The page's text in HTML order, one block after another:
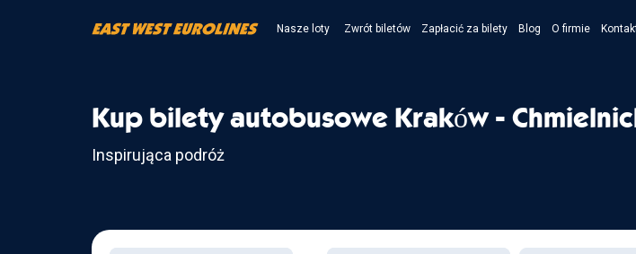
Nasze loty Zwrót biletów Zapłacić za bilety Blog O firmie
Kup bilety autobusowe Kraków -
Inspirująca podróż